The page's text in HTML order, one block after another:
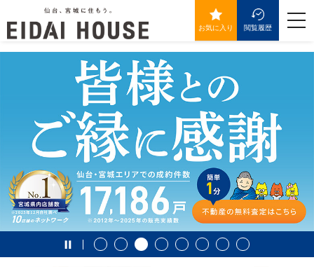
お気に入り 閲覧履歴